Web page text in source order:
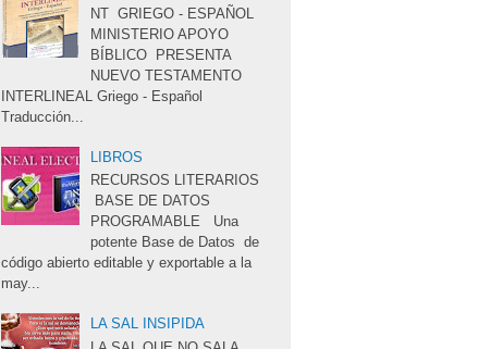
NT GRIEGO - ESPAÑOL
MINISTERIO APOYO
BÍBLICO PRESENTA
NUEVO TESTAMENTO
INTERLINEAL Griego - Español
Traducción...
LIBROS
RECURSOS LITERARIOS
BASE DE DATOS
PROGRAMABLE Una
potente Base de Datos de
código abierto editable y exportable a la
may...
LA SAL INSIPIDA